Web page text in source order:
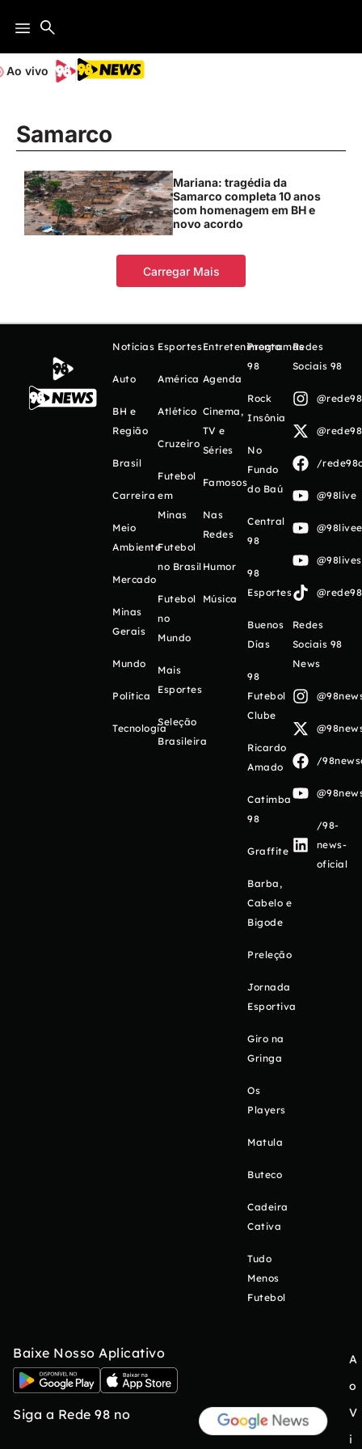
Ao vivo
Samarco
Mariana: tragédia da
Samarco completa 10 anos
com homenagem em BH e
novo acordo
Carregar Mais
Notícias
Auto
BH e
Região
Brasil
Carreira
Meio
Ambiente
Mercado
Minas
Gerais
Mundo
Política
Tecnologia
Esportes
América
Atlético
Cruzeiro
Futebol
em
Minas
Futebol
no Brasil
Futebol
no
Mundo
Mais
Esportes
Seleção
Brasileira
Entretenimento
Agenda
Cinema,
TV e
Séries
Famosos
Nas
Redes
Humor
Música
Programas
98
Rock
Insônia
No
Fundo
do Baú
Central
98
98
Esportes
Buenos
Días
98
Futebol
Clube
Ricardo
Amado
Catimba
98
Graffite
Barba,
Cabelo e
Bigode
Preleção
Jornada
Esportiva
Giro na
Gringa
Os
Players
Matula
Buteco
Cadeira
Cativa
Tudo
Menos
Futebol
Redes
Sociais 98
/
@98live
Redes
Sociais 98
News
/
/98-
news-
oficial
Baixe Nosso Aplicativo
Siga a Rede 98 no
A
o
V
i